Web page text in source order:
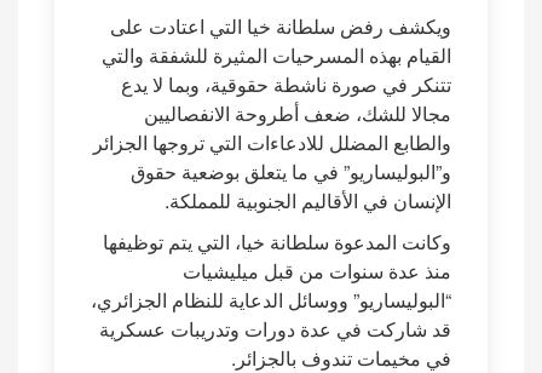
ويكشف رفض سلطانة خيا التي اعتادت على
القيام بهذه المسرحيات المثيرة للشفقة والتي
تتنكر في صورة ناشطة حقوقية، وبما لا يدع
مجالا للشك، ضعف أطروحة الانفصاليين
والطابع المضلل للادعاءات التي تروجها الجزائر
و”البوليساريو” في ما يتعلق بوضعية حقوق
الإنسان في الأقاليم الجنوبية للمملكة.
وكانت المدعوة سلطانة خيا، التي يتم توظيفها
منذ عدة سنوات من قبل ميليشيات
“البوليساريو” ووسائل الدعاية للنظام الجزائري،
قد شاركت في عدة دورات وتدريبات عسكرية
في مخيمات تندوف بالجزائر.